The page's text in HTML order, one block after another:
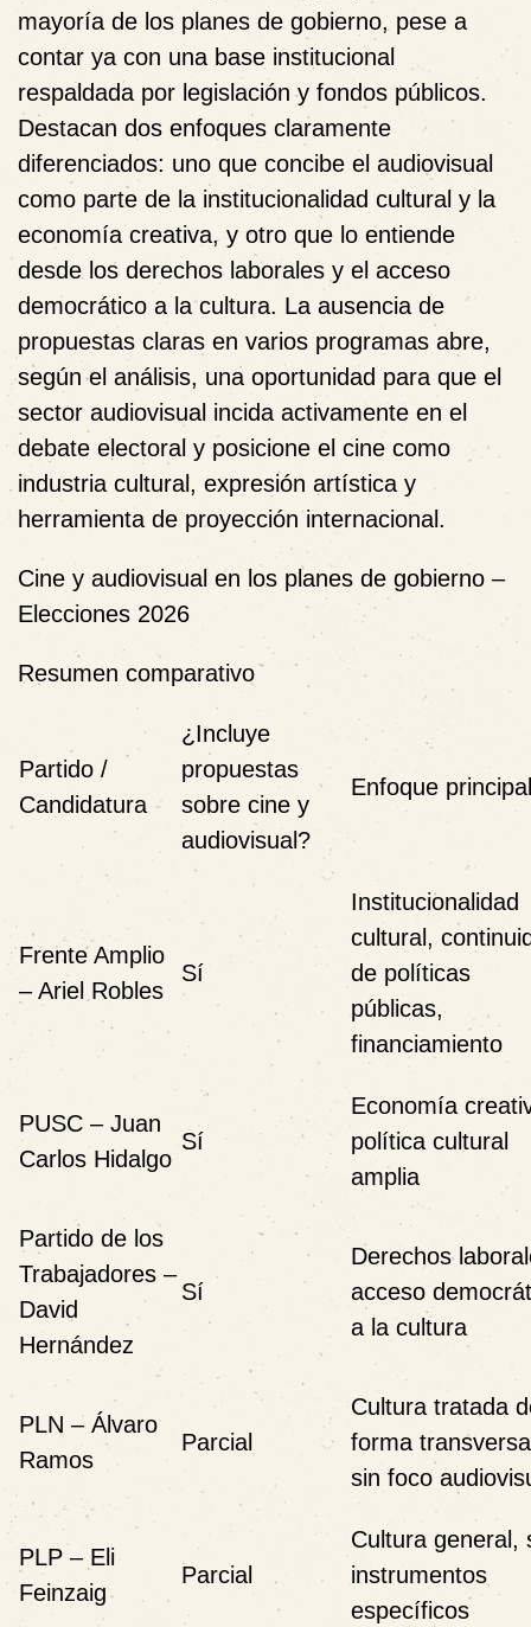
mayoría de los planes de gobierno, pese a
contar ya con una base institucional
respaldada por legislación y fondos públicos.
Destacan dos enfoques claramente
diferenciados: uno que concibe el audiovisual
como parte de la institucionalidad cultural y la
economía creativa, y otro que lo entiende
desde los derechos laborales y el acceso
democrático a la cultura. La ausencia de
propuestas claras en varios programas abre,
según el análisis, una oportunidad para que el
sector audiovisual incida activamente en el
debate electoral y posicione el cine como
industria cultural, expresión artística y
herramienta de proyección internacional.
Cine y audiovisual en los planes de gobierno –
Elecciones 2026
Resumen comparativo
Partido /
Candidatura
¿Incluye
propuestas
sobre cine y
audiovisual?
Enfoque principal
Frente Amplio
– Ariel Robles
Sí
Institucionalidad
cultural,
de políticas
públicas,
financiamiento
PUSC – Juan
Carlos Hidalgo
Sí
Economía
política cultural
amplia
Partido de los
Trabajadores –
David
Hernández
Sí
Derechos
acceso
a la cultura
PLN – Álvaro
Ramos
Parcial
Cultura tratada
forma
sin foco
PLP – Eli
Feinzaig
Parcial
Cultura general,
instrumentos
específicos